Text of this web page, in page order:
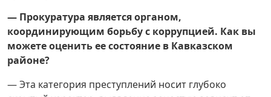
— Прокуратура является органом,
координирующим борьбу с коррупцией. Как вы
можете оценить ее состояние в Кавказском
районе?
— Эта категория преступлений носит глубоко